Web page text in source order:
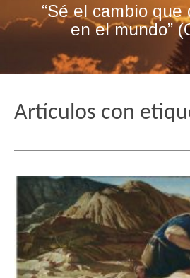
“Sé el cambio
en el mundo”
Artículos con